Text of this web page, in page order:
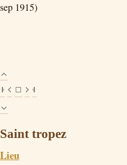
sep 1915)
Saint tropez
Lieu